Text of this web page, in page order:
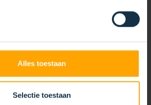
Alles toestaan
Selectie toestaan